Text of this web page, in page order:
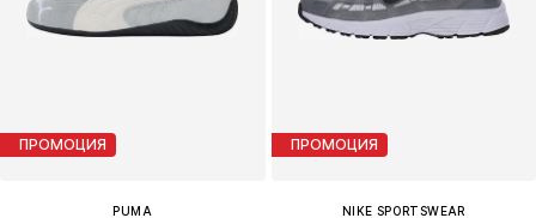
ПРОМОЦИЯ
PUMA
ПРОМОЦИЯ
NIKE SPORTSWEAR